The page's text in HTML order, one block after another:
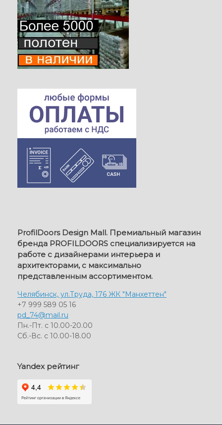
ProfilDoors Design Mall. Премиальный магазин
бренда PROFILDOORS специализируется на
работе с дизайнерами интерьера и
архитекторами, с максимально
представленным ассортиментом.
Челябинск, ул.Труда, 176 ЖК "Манхеттен"
+7 999 589 05 16
pd_74@mail.ru
Пн.-Пт. с 10.00-20.00
Сб.-Вс. с 10.00-18.00
Yandex рейтинг